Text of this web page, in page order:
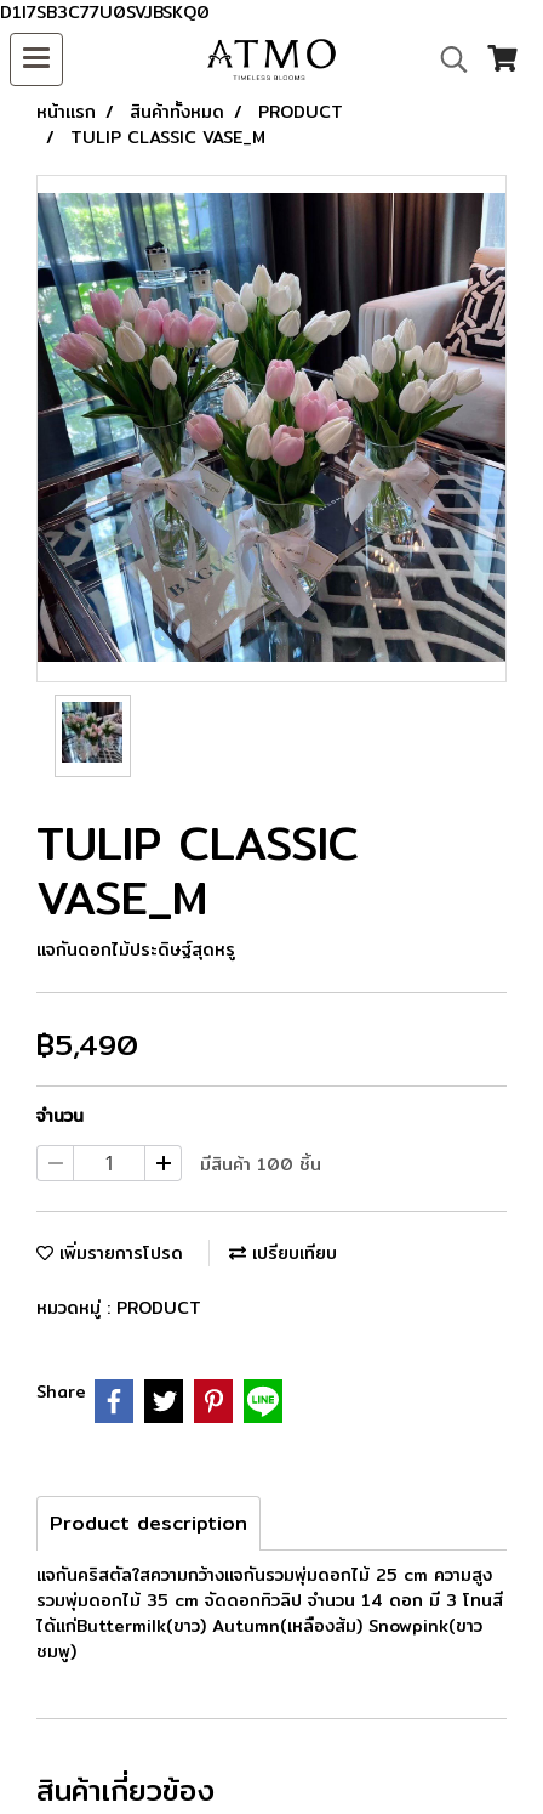
D1I7SB3C77U0SVJBSKQ0
หน้าแรก สินค้าทั้งหมด
PRODUCT
TULIP CLASSIC VASE_M
TULIP CLASSIC
VASE_M
แจกันดอกไม้ประดิษฐ์สุดหรู
฿5,490
จำนวน
มีสินค้า 100 ชิ้น
เพิ่มรายการโปรด เปรียบเทียบ
หมวดหมู่ : PRODUCT
Share
Product description
แจกันคริสตัลใสความกว้างแจกันรวมพุ่มดอกไม้ 25 cm ความสูง
รวมพุ่มดอกไม้ 35 cm จัดดอกทิวลิป จำนวน 14 ดอก มี 3 โทนสี
ได้เเก่Buttermilk(ขาว) Autumn(เหลืองส้ม) Snowpink(ขาว
ชมพู)
สินค้าเกี่ยวข้อง